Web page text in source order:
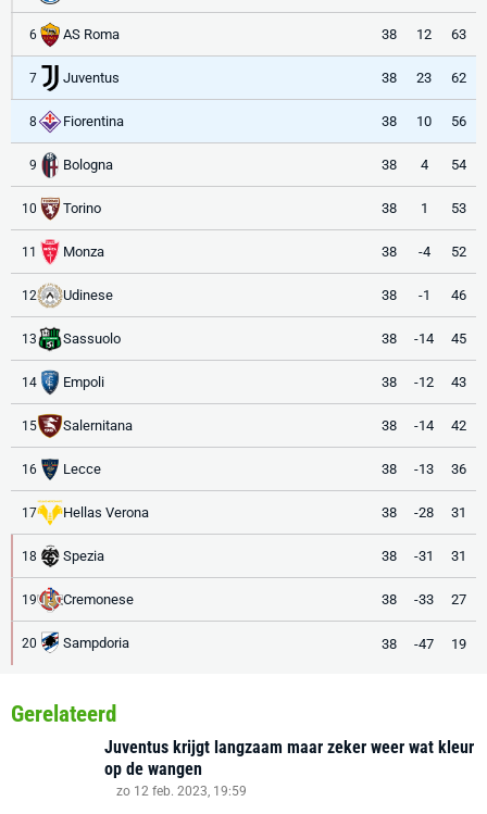
6 AS Roma 38 12 63
7 Juventus 38 23 62
8 Fiorentina 38 10 56
9 Bologna 38 4 54
10 Torino 38 1 53
11 Monza 38 -4 52
12 Udinese 38 -1 46
13 Sassuolo 38 -14 45
14 Empoli 38 -12 43
15 Salernitana 38 -14 42
16 Lecce 38 -13 36
17 Hellas Verona 38 -28 31
18 Spezia 38 -31 31
19 Cremonese 38 -33 27
20 Sampdoria 38 -47 19
Gerelateerd
Juventus krijgt langzaam maar zeker weer wat kleur
op de wangen
zo 12 feb. 2023, 19:59